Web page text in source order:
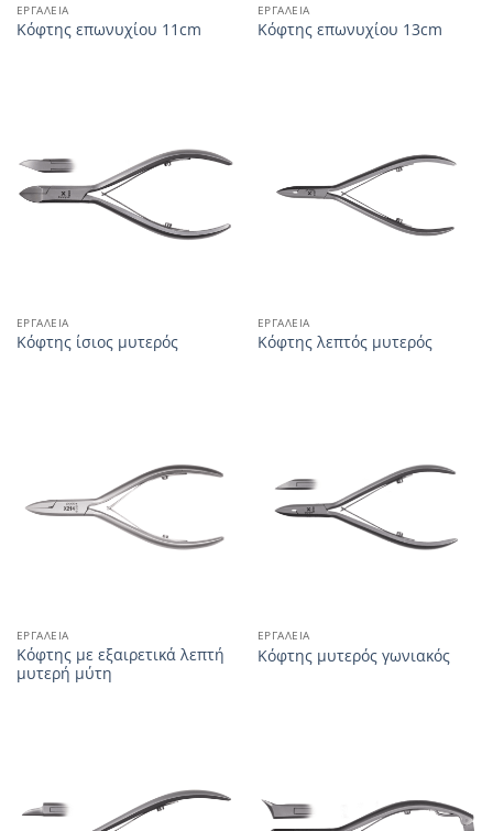
ΕΡΓΑΛΕΊΑ
Κόφτης επωνυχίου 11cm
ΕΡΓΑΛΕΊΑ
Κόφτης επωνυχίου 13cm
ΕΡΓΑΛΕΊΑ
Κόφτης ίσιος μυτερός
ΕΡΓΑΛΕΊΑ
Κόφτης λεπτός μυτερός
ΕΡΓΑΛΕΊΑ
Κόφτης με εξαιρετικά λεπτή
μυτερή μύτη
ΕΡΓΑΛΕΊΑ
Κόφτης μυτερός γωνιακός